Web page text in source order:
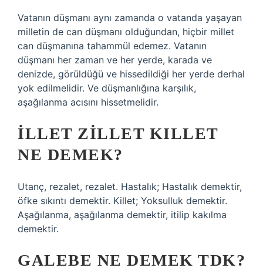
Vatanın düşmanı aynı zamanda o vatanda yaşayan
milletin de can düşmanı olduğundan, hiçbir millet
can düşmanına tahammül edemez. Vatanın
düşmanı her zaman ve her yerde, karada ve
denizde, görüldüğü ve hissedildiği her yerde derhal
yok edilmelidir. Ve düşmanlığına karşılık,
aşağılanma acısını hissetmelidir.
İLLET ZILLET KILLET
NE DEMEK?
Utanç, rezalet, rezalet. Hastalık; Hastalık demektir,
öfke sıkıntı demektir. Killet; Yoksulluk demektir.
Aşağılanma, aşağılanma demektir, itilip kakılma
demektir.
GALEBE NE DEMEK TDK?